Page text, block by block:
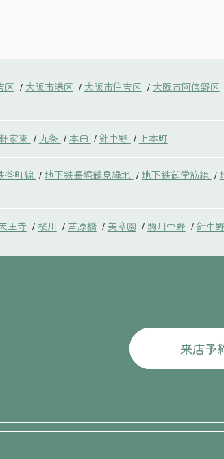
区 / 大阪市港区 / 大阪市住吉区 / 大阪市阿倍野区
家東 / 九条 / 本田 / 針中野 / 上本町
谷町線 / 地下鉄長堀鶴見緑地 / 地下鉄御堂筋線 /
王寺 / 桜川 / 芦原橋 / 美章園 / 駒川中野 / 針中
来店予